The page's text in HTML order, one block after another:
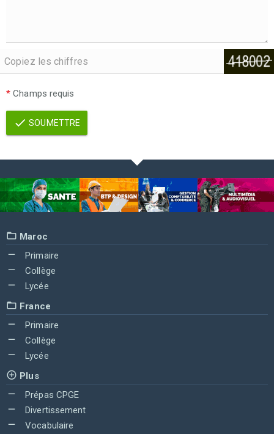
* Champs requis
SOUMETTRE
Maroc
Primaire
Collège
Lycée
France
Primaire
Collège
Lycée
Plus
Prépas CPGE
Divertissement
Vocabulaire